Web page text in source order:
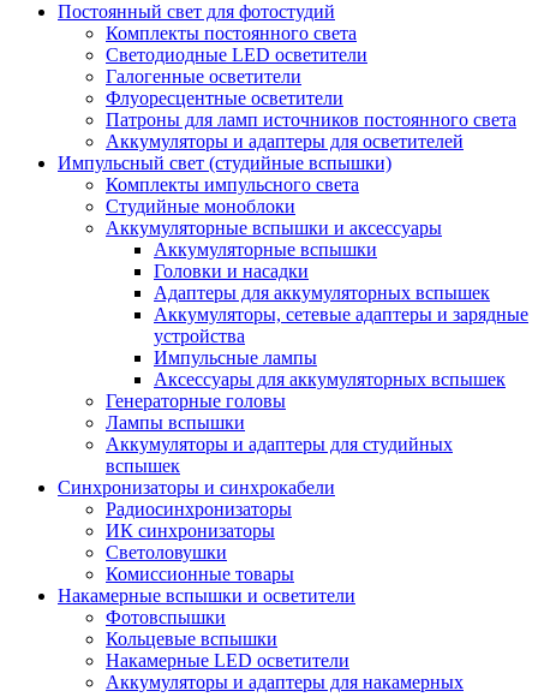
Постоянный свет для фотостудий
Комплекты постоянного света
Светодиодные LED осветители
Галогенные осветители
Флуоресцентные осветители
Патроны для ламп источников постоянного света
Аккумуляторы и адаптеры для осветителей
Импульсный свет (студийные вспышки)
Комплекты импульсного света
Студийные моноблоки
Аккумуляторные вспышки и аксессуары
Аккумуляторные вспышки
Головки и насадки
Адаптеры для аккумуляторных вспышек
Аккумуляторы, сетевые адаптеры и зарядные
устройства
Импульсные лампы
Аксессуары для аккумуляторных вспышек
Генераторные головы
Лампы вспышки
Аккумуляторы и адаптеры для студийных
вспышек
Синхронизаторы и синхрокабели
Радиосинхронизаторы
ИК синхронизаторы
Светоловушки
Комиссионные товары
Накамерные вспышки и осветители
Фотовспышки
Кольцевые вспышки
Накамерные LED осветители
Аккумуляторы и адаптеры для накамерных